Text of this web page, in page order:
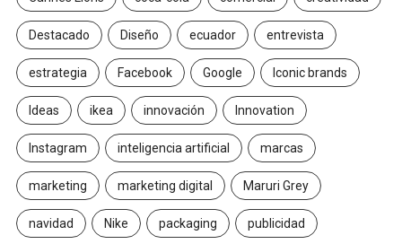
Destacado Diseño ecuador entrevista
estrategia Facebook Google Iconic brands
Ideas ikea innovación Innovation
Instagram inteligencia artificial marcas
marketing marketing digital Maruri Grey
navidad Nike packaging publicidad